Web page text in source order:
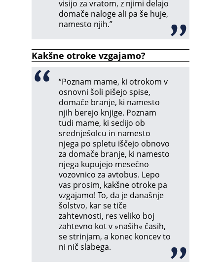
visijo za vratom, z njimi delajo
domače naloge ali pa še huje,
namesto njih.”
Kakšne otroke vzgajamo?
“Poznam mame, ki otrokom v
osnovni šoli pišejo spise,
domače branje, ki namesto
njih berejo knjige. Poznam
tudi mame, ki sedijo ob
srednješolcu in namesto
njega po spletu iščejo obnovo
za domače branje, ki namesto
njega kupujejo mesečno
vozovnico za avtobus. Lepo
vas prosim, kakšne otroke pa
vzgajamo! To, da je današnje
šolstvo, kar se tiče
zahtevnosti, res veliko boj
zahtevno kot v »naših« časih,
se strinjam, a konec koncev to
ni nič slabega.